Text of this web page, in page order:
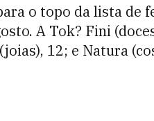
o topo da lista de
A Tok? Fini
12; e Natura